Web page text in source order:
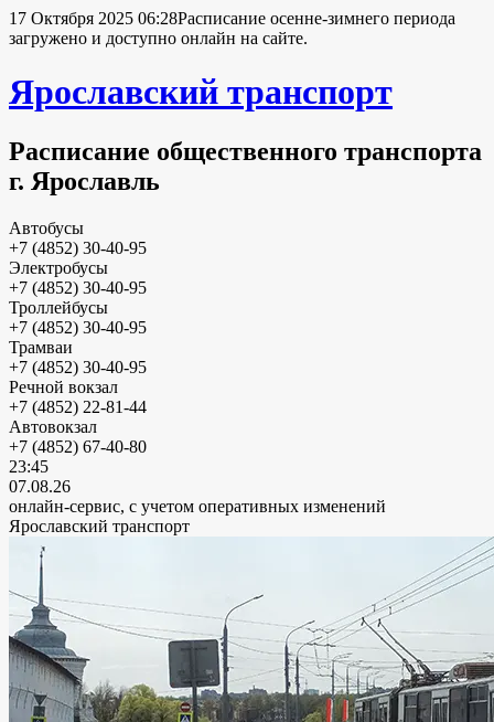
17 Октября 2025 06:28Расписание осенне-зимнего периода
загружено и доступно онлайн на сайте.
Ярославский транспорт
Расписание общественного транспорта
г. Ярославль
Автобусы
+7 (4852) 30-40-95
Электробусы
+7 (4852) 30-40-95
Троллейбусы
+7 (4852) 30-40-95
Трамваи
+7 (4852) 30-40-95
Речной вокзал
+7 (4852) 22-81-44
Автовокзал
+7 (4852) 67-40-80
23:45
07.08.26
онлайн-сервис, с учетом оперативных изменений
Ярославский транспорт